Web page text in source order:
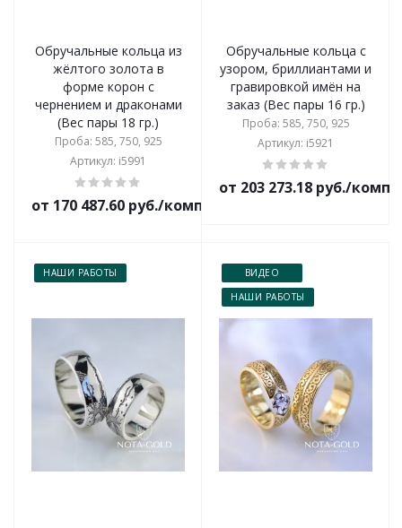
Обручальные кольца из
жёлтого золота в
форме корон с
чернением и драконами
(Вес пары 18 гр.)
Проба: 585, 750, 925
Артикул: i5991
от 170 487.60 руб./комплект
Обручальные кольца с
узором, бриллиантами и
гравировкой имён на
заказ (Вес пары 16 гр.)
Проба: 585, 750, 925
Артикул: i5921
от 203 273.18 руб./
НАШИ РАБОТЫ
ВИДЕО
НАШИ РАБОТЫ